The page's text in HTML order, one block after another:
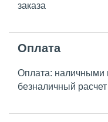
заказа
Оплата
Оплата: наличными
безналичный